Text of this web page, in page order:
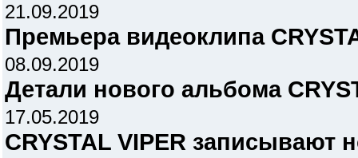
21.09.2019
Премьера видеоклипа
08.09.2019
Детали нового альбома
17.05.2019
CRYSTAL VIPER записывают